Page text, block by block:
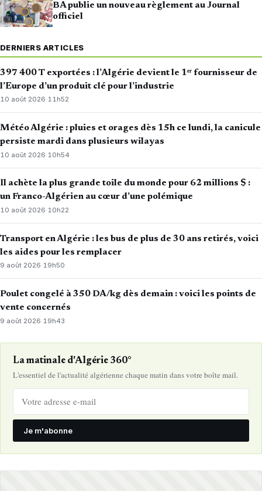
BA publie un nouveau règlement au Journal
officiel
DERNIERS ARTICLES
397 400 T exportées : l’Algérie devient le 1ᵉʳ fournisseur de
l’Europe d’un produit clé pour l’industrie
10 août 2026·11h52
Météo Algérie : pluies et orages dès 15h ce lundi, la canicule
persiste mardi dans plusieurs wilayas
10 août 2026· 10h54
Il achète la plus grande toile du monde pour 62 millions $ :
un Franco-Algérien au cœur d’une polémique
10 août 2026·10h22
Transport en Algérie : les bus de plus de 30 ans retirés, voici
les aides pour les remplacer
9 août 2026·19h50
Poulet congelé à 350 DA/kg dès demain : voici les points de
vente concernés
9 août 2026·19h43
La matinale d'Algérie 360°
L'essentiel de l'actualité algérienne chaque matin dans votre boîte mail.
Je m'abonne